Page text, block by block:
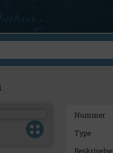
Nummer
Type
Beskrivelse